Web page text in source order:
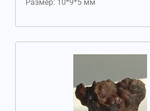
Размер: 10*9*5 мм